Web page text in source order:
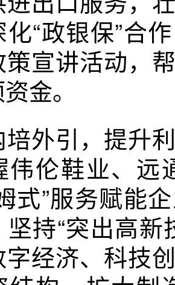
“政银保”合
策宣讲活动，
金。
培外引，提升
伟伦鞋业、远
式”服务赋能
坚持“突出高
字经济、科技